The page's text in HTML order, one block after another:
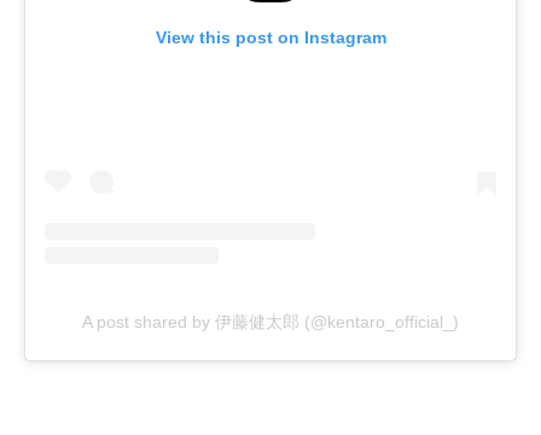
View this post on Instagram
A post shared by 伊藤健太郎 (@kentaro_official_)